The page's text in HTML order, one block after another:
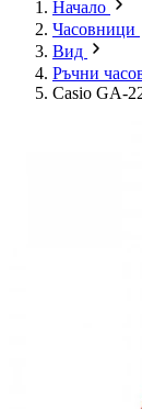
Начало
Часовници
Вид
Ръчни
Casio GA-